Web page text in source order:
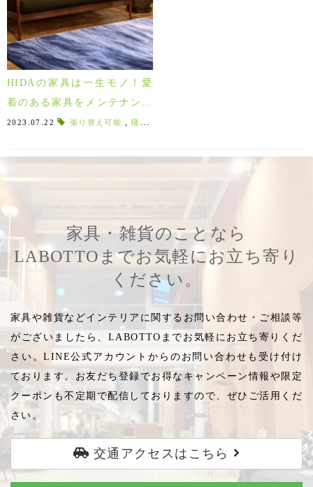
HIDAの家具は一生モノ！愛
着のある家具をメンテナンス
して永く快適に使おう！
2023.07.22 張り替え可能 ,飛騨産業修理
家具・雑貨のことなら
LABOTTOまでお気軽にお立ち寄り
ください。
家具や雑貨などインテリアに関するお問い合わせ・ご相談等
がございましたら、LABOTTOまでお気軽にお立ち寄りくだ
さい。LINE公式アカウントからのお問い合わせも受け付け
ております。お友だち登録でお得なキャンペーン情報や限定
クーポンも不定期で配信しておりますので、ぜひご活用くだ
さい。
交通アクセスはこちら